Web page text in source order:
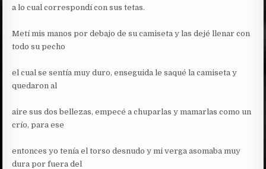
a lo cual correspondí con sus tetas.
Metí mis manos por debajo de su camiseta y las dejé llenar con
todo su pecho
el cual se sentía muy duro, enseguida le saqué la camiseta y
quedaron al
aire sus dos bellezas, empecé a chuparlas y mamarlas como un
crío, para ese
entonces yo tenía el torso desnudo y mi verga asomaba muy
dura por fuera del